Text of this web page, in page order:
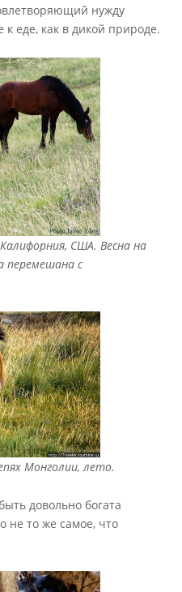
нужду
еде, как в дикой природе.
США. Весна на
перемешана с
Монголии, лето.
довольно богата
не то же самое, что